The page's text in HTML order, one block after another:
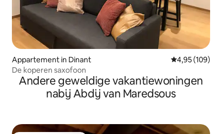
Appartement in Dinant Gemiddelde
4,95 (109)
De koperen saxofoon
Andere geweldige vakantiewoningen
nabij Abdij van Maredsous